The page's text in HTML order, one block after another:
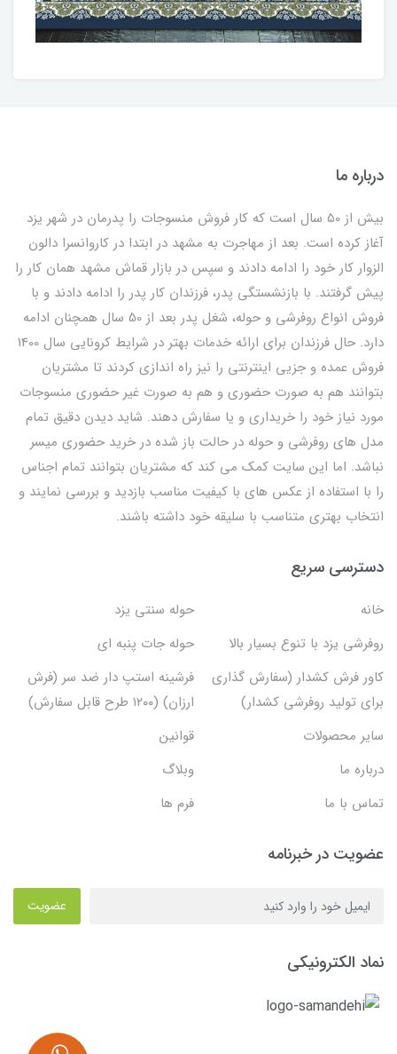
درباره ما
بیش از 50 سال است که کار فروش منسوجات را پدرمان در شهر یزد
آغاز کرده است. بعد از مهاجرت به مشهد در ابتدا در کاروانسرا دالون
الزوار کار خود را ادامه دادند و سپس در بازار قماش مشهد همان کار را
پیش گرفتند. با بازنشستگی پدر، فرزندان کار پدر را ادامه دادند و با
فروش انواع روفرشی و حوله، شغل پدر بعد از 50 سال همچنان ادامه
دارد. حال فرزندان برای ارائه خدمات بهتر در شرایط کرونایی سال 1400
فروش عمده و جزیی اینترنتی را نیز راه اندازی کردند تا مشتریان
بتوانند هم به صورت حضوری و هم به صورت غیر حضوری منسوجات
مورد نیاز خود را خریداری و یا سفارش دهند. شاید دیدن دقیق تمام
مدل های روفرشی و حوله در حالت باز شده در خرید حضوری میسر
نباشد. اما این سایت کمک می کند که مشتریان بتوانند تمام اجناس
را با استفاده از عکس های با کیفیت مناسب بازدید و بررسی نمایند و
انتخاب بهتری متناسب با سلیقه خود داشته باشند.
دسترسی سریع
خانه
حوله سنتی یزد
روفرشی یزد با تنوع بسیار بالا
حوله جات پنبه ای
کاور فرش کشدار (سفارش گذاری
برای تولید روفرشی کشدار)
فرشینه استپ دار ضد سر (فرش
ارزان) (۱۲۰۰ طرح قابل سفارش)
سایر محصولات
قوانین
درباره ما
وبلاگ
تماس با ما
فرم ها
عضویت در خبرنامه
عضویت
نماد الکترونیکی